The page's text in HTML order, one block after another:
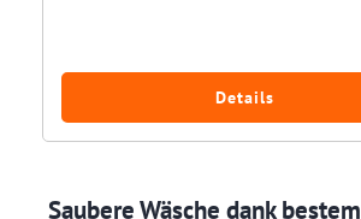
Details
Saubere Wäsche dank bestem